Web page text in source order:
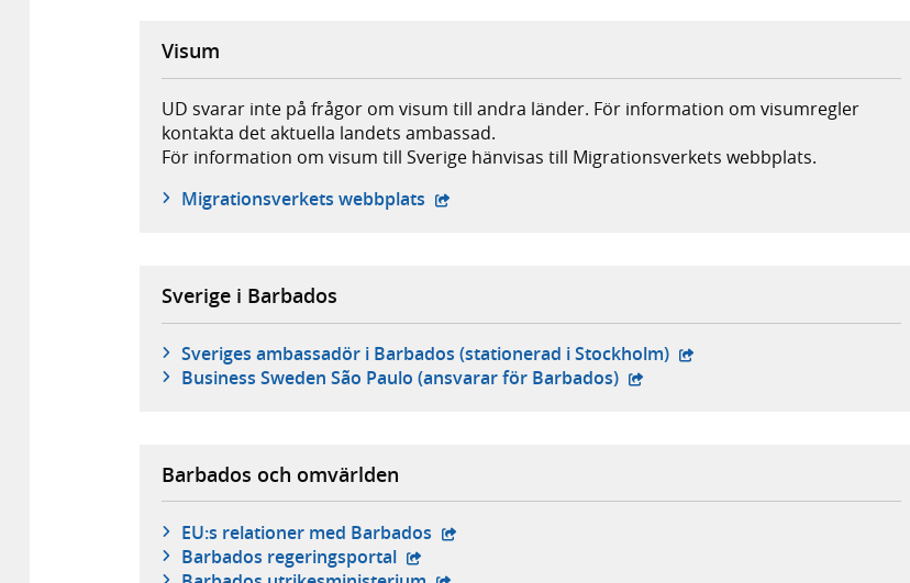
Visum
UD svarar inte på frågor om visum till andra länder. För information om visumregler
kontakta det aktuella landets ambassad.
För information om visum till Sverige hänvisas till Migrationsverkets webbplats.
Migrationsverkets webbplats - öppnas i ny flik, extern webbplats,
Sverige i Barbados
Sveriges ambassadör i Barbados (stationerad i Stockholm) - extern webbplats,
Business Sweden São Paulo (ansvarar för Barbados) - extern webbplats,
Barbados och omvärlden
EU:s relationer med Barbados - extern webbplats,
Barbados regeringsportal - extern webbplats,